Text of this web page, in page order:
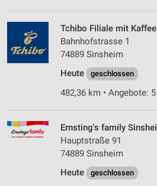
Tchibo Filiale mit
Bahnhofstrasse 1
74889 Sinsheim
Heute
geschlossen
482,36 km • Angebote:
Ernsting's family
Hauptstraße 91
74889 Sinsheim
Heute
geschlossen